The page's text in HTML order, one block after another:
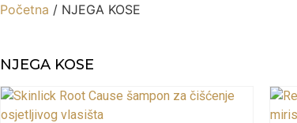
Početna / NJEGA KOSE
NJEGA KOSE